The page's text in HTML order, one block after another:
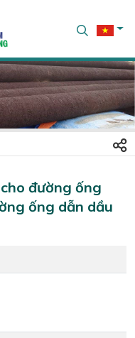
đường ống
ống dẫn dầu